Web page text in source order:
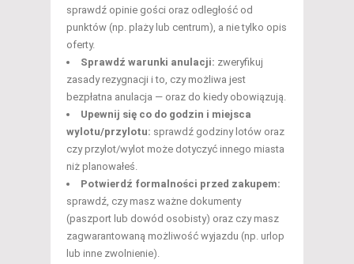
sprawdź opinie gości oraz odległość od
punktów (np. plaży lub centrum), a nie tylko opis
oferty.
Sprawdź warunki anulacji: zweryfikuj
zasady rezygnacji i to, czy możliwa jest
bezpłatna anulacja — oraz do kiedy obowiązują.
Upewnij się co do godzin i miejsca
wylotu/przylotu: sprawdź godziny lotów oraz
czy przylot/wylot może dotyczyć innego miasta
niż planowałeś.
Potwierdź formalności przed zakupem:
sprawdź, czy masz ważne dokumenty
(paszport lub dowód osobisty) oraz czy masz
zagwarantowaną możliwość wyjazdu (np. urlop
lub inne zwolnienie).